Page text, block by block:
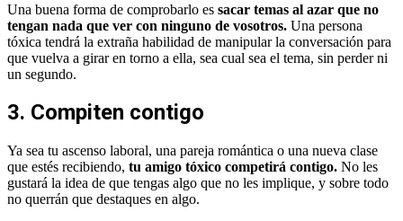
Una buena forma de comprobarlo es sacar temas al azar que no
tengan nada que ver con ninguno de vosotros. Una persona
tóxica tendrá la extraña habilidad de manipular la conversación para
que vuelva a girar en torno a ella, sea cual sea el tema, sin perder ni
un segundo.
3. Compiten contigo
Ya sea tu ascenso laboral, una pareja romántica o una nueva clase
que estés recibiendo, tu amigo tóxico competirá contigo. No les
gustará la idea de que tengas algo que no les implique, y sobre todo
no querrán que destaques en algo.